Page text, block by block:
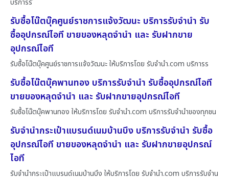
บริการรั
รับซื้อโน๊ตบุ๊คศูนย์ราชการแจ้งวัฒนะ บริการรับจำนำ รับ
ซื้ออุปกรณ์ไอที ขายของหลุดจำนำ และ รับฝากขาย
อุปกรณ์ไอที
รับซื้อโน๊ตบุ๊คศูนย์ราชการแจ้งวัฒนะ ให้บริการโดย รับจํานํา.com บริการร
รับซื้อโน๊ตบุ๊คพานทอง บริการรับจำนำ รับซื้ออุปกรณ์ไอที
ขายของหลุดจำนำ และ รับฝากขายอุปกรณ์ไอที
รับซื้อโน๊ตบุ๊คพานทอง ให้บริการโดย รับจํานํา.com บริการรับจำนำของทุกชน
รับจำนำกระเป๋าแบรนด์เนมบ้านบึง บริการรับจำนำ รับซื้อ
อุปกรณ์ไอที ขายของหลุดจำนำ และ รับฝากขายอุปกรณ์
ไอที
รับจำนำกระเป๋าแบรนด์เนมบ้านบึง ให้บริการโดย รับจํานํา.com บริการรับจำน